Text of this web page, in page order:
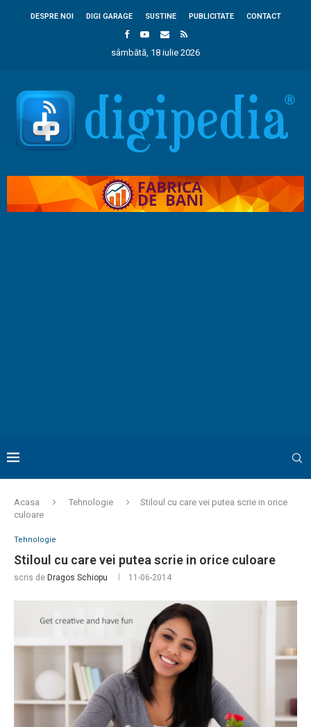
DESPRE NOI DIGI GARAGE SUSTINE PUBLICITATE CONTACT
sâmbătă, 18 iulie 2026
Acasa Tehnologie
Stiloul cu care vei putea scrie in orice
culoare
Tehnologie
Stiloul cu care vei putea scrie in orice culoare
scris de Dragos Schiopu 11-06-2014